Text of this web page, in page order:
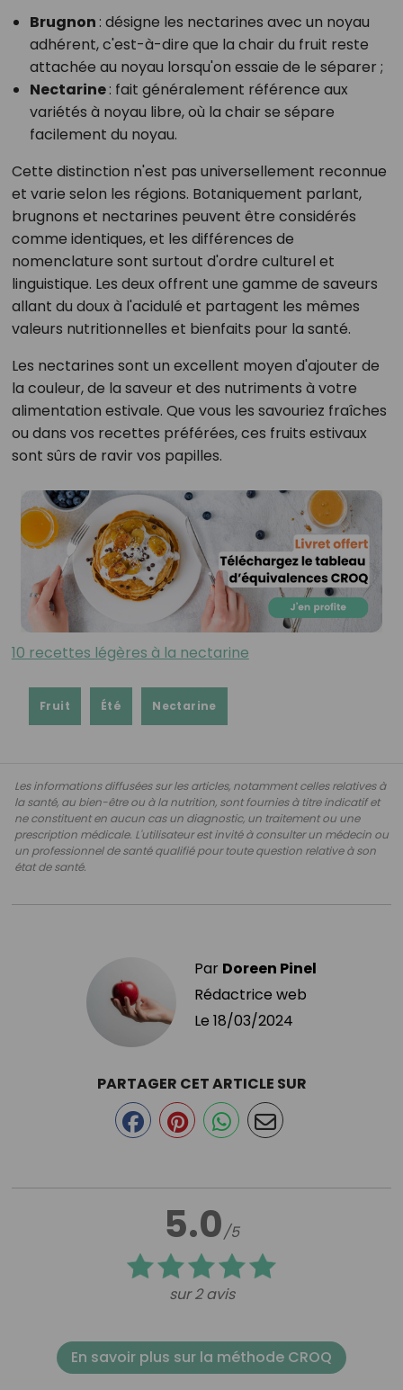
Brugnon : désigne les nectarines avec un noyau
adhérent, c'est-à-dire que la chair du fruit reste
attachée au noyau lorsqu'on essaie de le séparer ;
Nectarine: fait généralement référence aux
variétés à noyau libre, où la chair se sépare
facilement du noyau.
Cette distinction n'est pas universellement reconnue
et varie selon les régions. Botaniquement parlant,
brugnons et nectarines peuvent être considérés
comme identiques, et les différences de
nomenclature sont surtout d'ordre culturel et
linguistique. Les deux offrent une gamme de saveurs
allant du doux à l'acidulé et partagent les mêmes
valeurs nutritionnelles et bienfaits pour la santé.
Les nectarines sont un excellent moyen d'ajouter de
la couleur, de la saveur et des nutriments à votre
alimentation estivale. Que vous les savouriez fraîches
ou dans vos recettes préférées, ces fruits estivaux
sont sûrs de ravir vos papilles.
10 recettes légères à la nectarine
Fruit Été Nectarine
Les informations diffusées sur les articles, notamment celles relatives à
la santé, au bien-être ou à la nutrition, sont fournies à titre indicatif et
ne constituent en aucun cas un diagnostic, un traitement ou une
prescription médicale. L'utilisateur est invité à consulter un médecin ou
un professionnel de santé qualifié pour toute question relative à son
état de santé.
Par Doreen Pinel
Rédactrice web
Le 18/03/2024
5.0/5
sur 2 avis
PARTAGER CET ARTICLE SUR
En savoir plus sur la méthode CROQ